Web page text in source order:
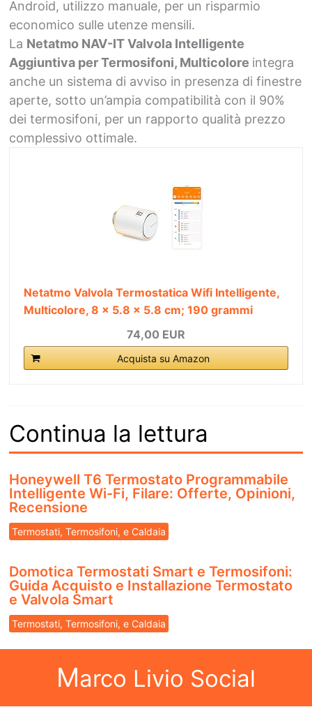
Android, utilizzo manuale, per un risparmio
economico sulle utenze mensili.
La Netatmo NAV-IT Valvola Intelligente
Aggiuntiva per Termosifoni, Multicolore integra
anche un sistema di avviso in presenza di finestre
aperte, sotto un’ampia compatibilità con il 90%
dei termosifoni, per un rapporto qualità prezzo
complessivo ottimale.
Netatmo Valvola Termostatica Wifi Intelligente,
Multicolore, ‎8 x 5.8 x 5.8 cm; 190 grammi
74,00 EUR
Acquista su Amazon
Continua la lettura
Honeywell T6 Termostato Programmabile
Intelligente Wi-Fi, Filare: Offerte, Opinioni,
Recensione
Termostati, Termosifoni, e Caldaia
Domotica Termostati Smart e Termosifoni:
Guida Acquisto e Installazione Termostato
e Valvola Smart
Termostati, Termosifoni, e Caldaia
Marco Livio Social